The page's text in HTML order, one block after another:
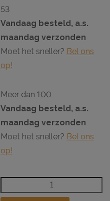
53
Vandaag besteld, a.s.
maandag verzonden
Moet het sneller? Bel ons
op!
Meer dan 100
Vandaag besteld, a.s.
maandag verzonden
Moet het sneller? Bel ons
op!